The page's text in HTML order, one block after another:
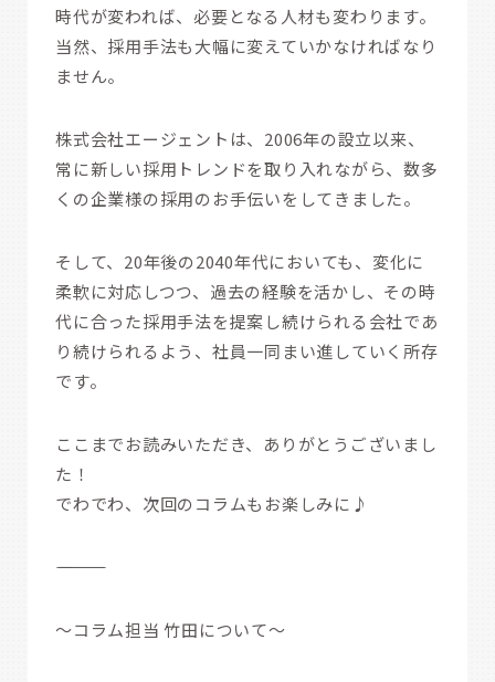
時代が変われば、必要となる人材も変わります。
当然、採用手法も大幅に変えていかなければなり
ません。
株式会社エージェントは、2006年の設立以来、
常に新しい採用トレンドを取り入れながら、数多
くの企業様の採用のお手伝いをしてきました。
そして、20年後の2040年代においても、変化に
柔軟に対応しつつ、過去の経験を活かし、その時
代に合った採用手法を提案し続けられる会社であ
り続けられるよう、社員一同まい進していく所存
です。
ここまでお読みいただき、ありがとうございまし
た！
でわでわ、次回のコラムもお楽しみに♪
――――――――――
～コラム担当 竹田について～